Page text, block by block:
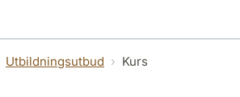
Utbildningsutbud Kurs